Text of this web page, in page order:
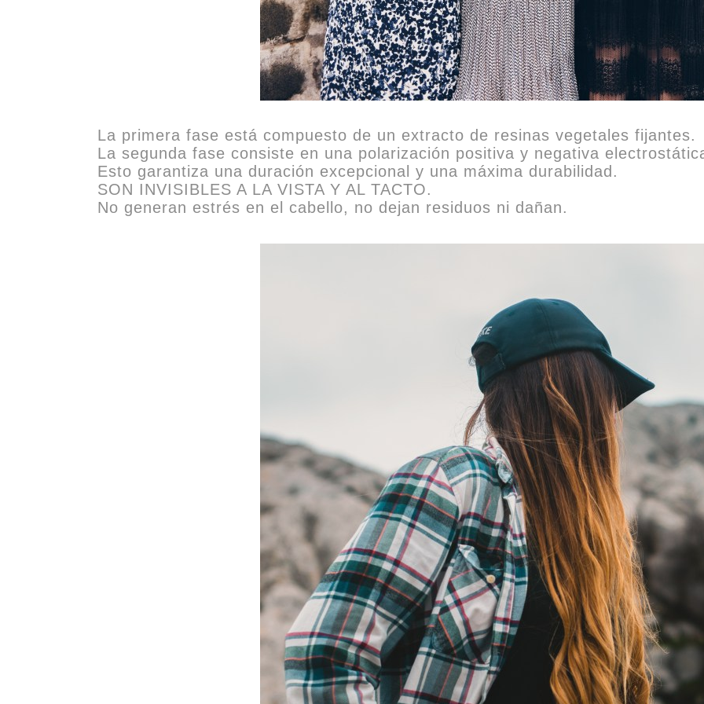
La primera fase está compuesto de un extracto de resinas vegetales fijantes.
La segunda fase consiste en una polarización positiva y negativa
Esto garantiza una duración excepcional y una máxima durabilidad.
SON INVISIBLES A LA VISTA Y AL TACTO.
No generan estrés en el cabello, no dejan residuos ni dañan.